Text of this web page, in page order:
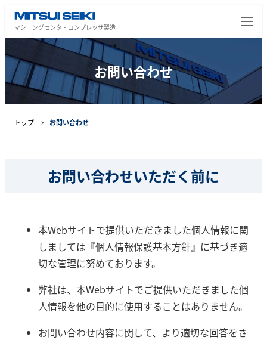
マシニングセンタ・コンプレッサ製造
お問い合わせ
トップ お問い合わせ
お問い合わせいただく前に
本Webサイトで提供いただきました個人情報に関
しましては『個人情報保護基本方針』に基づき適
切な管理に努めております。
弊社は、本Webサイトでご提供いただきました個
人情報を他の目的に使用することはありません。
お問い合わせ内容に関して、より適切な回答をさ